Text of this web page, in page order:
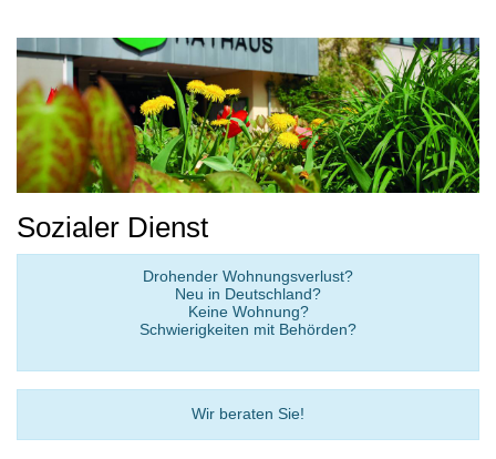
Sozialer Dienst
Drohender Wohnungsverlust?
Neu in Deutschland?
Keine Wohnung?
Schwierigkeiten mit Behörden?
Wir beraten Sie!